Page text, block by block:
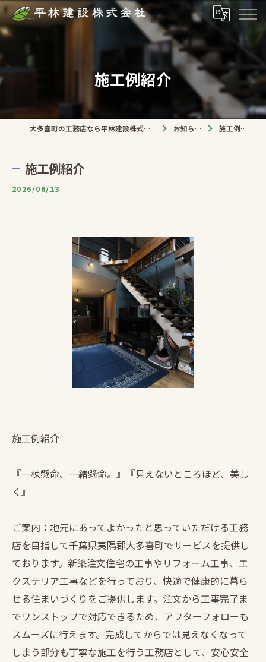
施工例紹介
大多喜町の工務店なら平林建設株式会社 お知らせ 施工例紹介
施工例紹介
2026/06/13
施工例紹介
『一棟懸命、一緒懸命。』『見えないところほど、美し
く』
ご案内：地元にあってよかったと思っていただける工務
店を目指して千葉県夷隅郡大多喜町でサービスを提供し
ております。新築注文住宅の工事やリフォーム工事、エ
クステリア工事などを行っており、快適で健康的に暮ら
せる住まいづくりをご提供します。注文から工事完了ま
でワンストップで対応できるため、アフターフォローも
スムーズに行えます。完成してからでは見えなくなって
しまう部分も丁寧な施工を行う工務店として、安心安全